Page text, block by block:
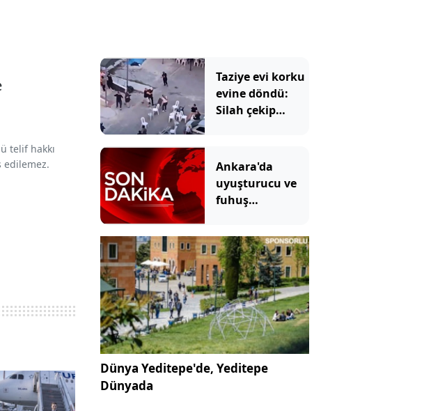
telif hakkı
edilemez.
Taziye evi korku
evine döndü:
Silah çekip
Ankara'da
uyuşturucu ve
fuhuş
Gözaltılar var
Dünya Yeditepe'de, Yeditepe
Dünyada